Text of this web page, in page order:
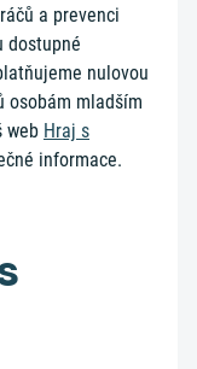
a prevenci
dostupné
nulovou
osobám mladším
web Hraj s
informace.